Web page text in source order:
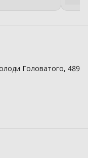
Головатого, 489